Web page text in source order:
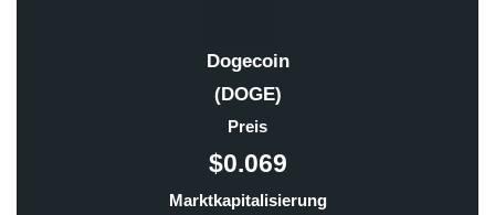
Dogecoin
(DOGE)
Preis
$0.069
Marktkapitalisierung